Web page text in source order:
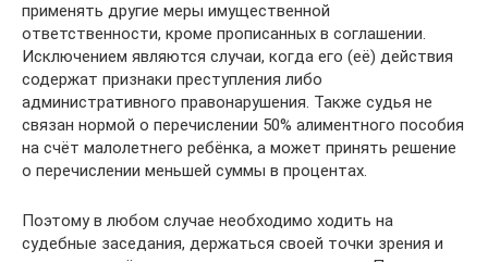
применять другие меры имущественной
ответственности, кроме прописанных в соглашении.
Исключением являются случаи, когда его (её) действия
содержат признаки преступления либо
административного правонарушения. Также судья не
связан нормой о перечислении 50% алиментного пособия
на счёт малолетнего ребёнка, а может принять решение
о перечислении меньшей суммы в процентах.
Поэтому в любом случае необходимо ходить на
судебные заседания, держаться своей точки зрения и